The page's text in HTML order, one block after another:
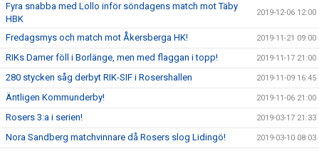
Fyra snabba med Lollo inför söndagens match mot Täby
HBK
2019-12-06 12:00
Fredagsmys och match mot Åkersberga HK! 2019-11-21 09:00
RIKs Damer föll i Borlänge, men med flaggan i topp! 2019-11-17 21:00
280 stycken såg derbyt RIK-SIF i Rosershallen 2019-11-09 16:45
Äntligen Kommunderby! 2019-11-06 21:00
Rosers 3:a i serien! 2019-03-17 21:33
Nora Sandberg matchvinnare då Rosers slog Lidingö! 2019-03-10 08:03